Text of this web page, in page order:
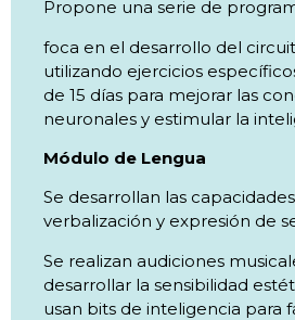
Propone una serie de
foca en el desarrollo del
utilizando ejercicios
de 15 días para mejorar las
neuronales y estimular la
Módulo de Lengua
Se desarrollan las
verbalización y expresión de
Se realizan audiciones
desarrollar la sensibilidad
usan bits de inteligencia para